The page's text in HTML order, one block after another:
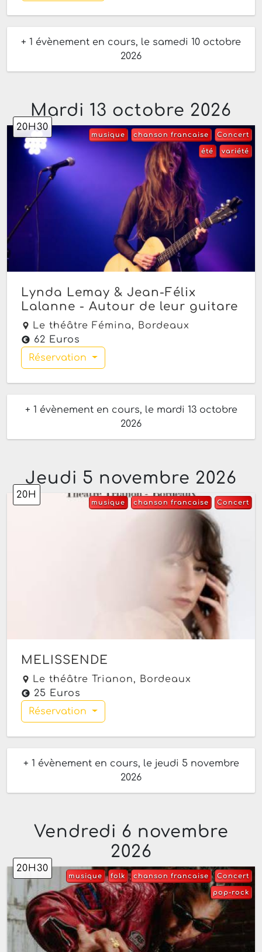
+ 1 évènement en cours, le samedi 10 octobre
2026
Mardi 13 octobre 2026
20H30
Concert
chanson francaise
musique
variété
été
Lynda Lemay & Jean-Félix
Lalanne - Autour de leur guitare
Le théâtre Fémina, Bordeaux
62 Euros
Réservation
+ 1 évènement en cours, le mardi 13 octobre
2026
Jeudi 5 novembre 2026
20H
Concert
chanson francaise
musique
MELISSENDE
Le théâtre Trianon, Bordeaux
25 Euros
Réservation
+ 1 évènement en cours, le jeudi 5 novembre
2026
Vendredi 6 novembre
2026
20H30
Concert
chanson francaise
folk
musique
pop-rock